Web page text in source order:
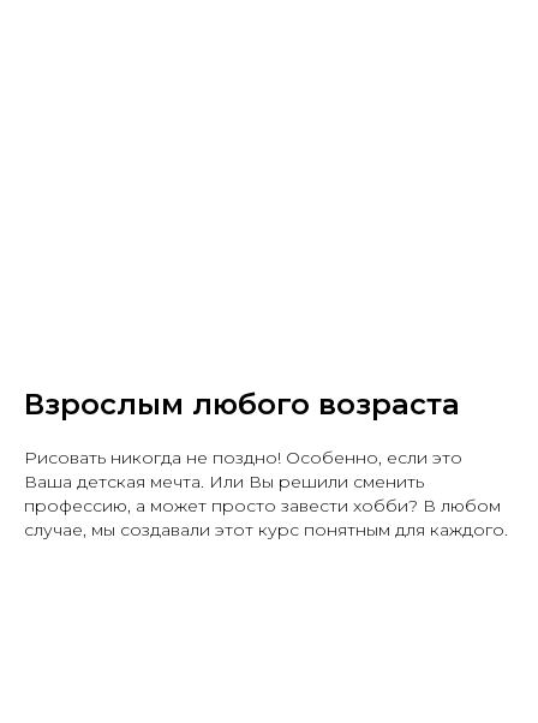
Взрослым любого возраста
Рисовать никогда не поздно! Особенно, если это
Ваша детская мечта. Или Вы решили сменить
профессию, а может просто завести хобби? В любом
случае, мы создавали этот курс понятным для каждого.